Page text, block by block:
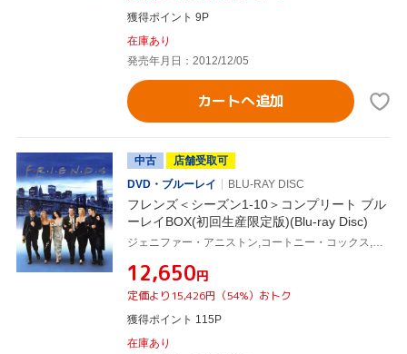
獲得ポイント 9P
在庫あり
発売年月日：2012/12/05
カートへ追加
中古
店舗受取可
DVD・ブルーレイ
BLU-RAY DISC
フレンズ＜シーズン1-10＞コンプリート ブル
ーレイBOX(初回生産限定版)(Blu-ray Disc)
ジェニファー・アニストン,コートニー・コックス,リサ・クドロー
¥12,650円
定価より15,426円（54%）おトク
獲得ポイント 115P
在庫あり